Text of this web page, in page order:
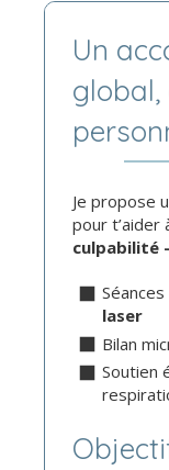
Un
global,
Je propose
pour t’aider
culpabilité
Séances
laser
Bilan
Soutien